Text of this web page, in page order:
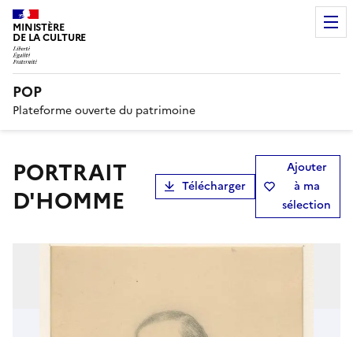
MINISTÈRE
DE LA CULTURE
POP
Plateforme ouverte du patrimoine
PORTRAIT
D'HOMME
Télécharger
Ajouter
à ma
sélection